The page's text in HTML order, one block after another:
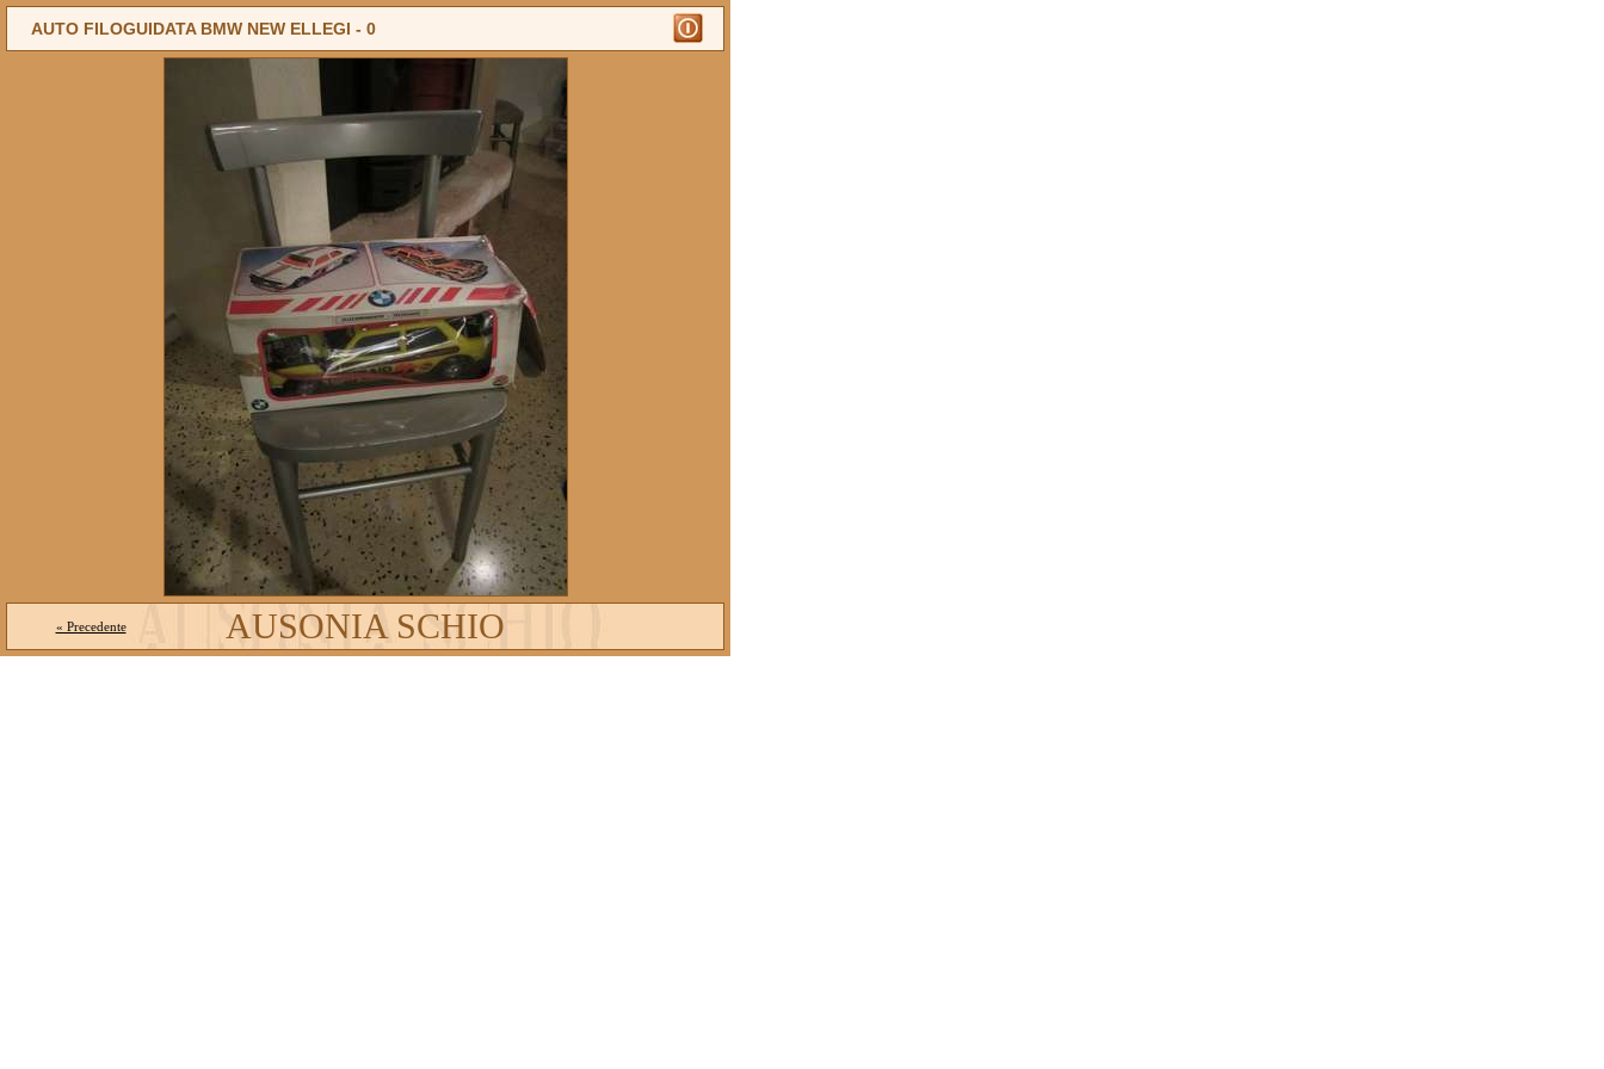
AUTO FILOGUIDATA BMW NEW ELLEGI - 0
« Precedente AUSONIA SCHIO